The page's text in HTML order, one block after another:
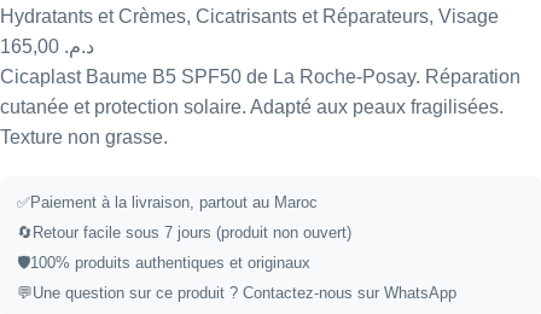
Hydratants et Crèmes, Cicatrisants et Réparateurs, Visage
د.م.
Cicaplast Baume B5 SPF50 de La Roche-Posay. Réparation
cutanée et protection solaire. Adapté aux peaux fragilisées.
Texture non grasse.
✅Paiement à la livraison, partout au Maroc
🔄 Retour facile sous 7 jours (produit non ouvert)
🛡️100% produits authentiques et originaux
💬Une question sur ce produit ? Contactez-nous sur WhatsApp